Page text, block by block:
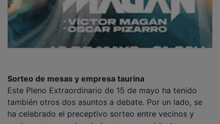
Este Pleno Extraordinario de 15 de mayo ha tenido
también otros dos asuntos a debate. Por un lado, se
ha celebrado el preceptivo sorteo entre vecinos y
vecinas mayores de edad para ser presidentes,